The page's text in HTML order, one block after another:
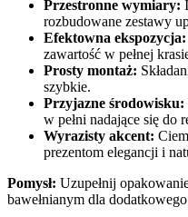
Przestronne wymiary:
rozbudowane zestawy
Efektowna ekspozycja:
zawartość w pełnej
Prosty montaż:
szybkie.
Przyjazne środowisku:
w pełni nadające się do
Wyrazisty akcent:
prezentom elegancji i
Pomysł: Uzupełnij
bawełnianym dla